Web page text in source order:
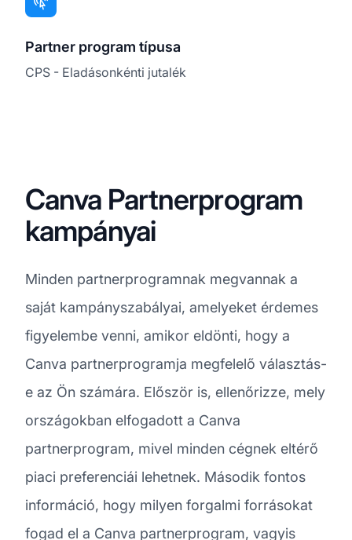
Partner program típusa
CPS - Eladásonkénti jutalék
Canva Partnerprogram
kampányai
Minden partnerprogramnak megvannak a
saját kampányszabályai, amelyeket érdemes
figyelembe venni, amikor eldönti, hogy a
Canva partnerprogramja megfelelő választás-
e az Ön számára. Először is, ellenőrizze, mely
országokban elfogadott a Canva
partnerprogram, mivel minden cégnek eltérő
piaci preferenciái lehetnek. Második fontos
információ, hogy milyen forgalmi forrásokat
fogad el a Canva partnerprogram, vagyis